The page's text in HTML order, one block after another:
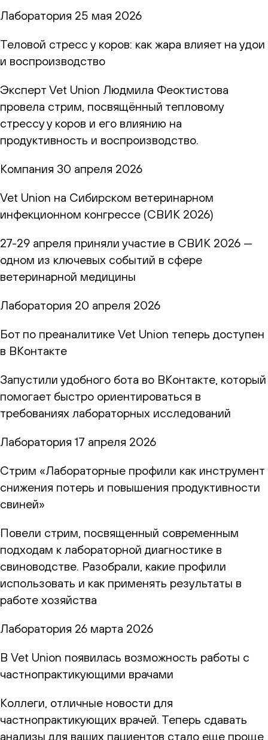
Лаборатория 25 мая 2026
Теловой стресс у коров: как жара влияет на удои
и воспроизводство
Эксперт Vet Union Людмила Феоктистова
провела стрим, посвящённый тепловому
стрессу у коров и его влиянию на
продуктивность и воспроизводство.
Компания 30 апреля 2026
Vet Union на Сибирском ветеринарном
инфекционном конгрессе (СВИК 2026)
27-29 апреля приняли участие в СВИК 2026 —
одном из ключевых событий в сфере
ветеринарной медицины
Лаборатория 20 апреля 2026
Бот по преаналитике Vet Union теперь доступен
в ВКонтакте
Запустили удобного бота во ВКонтакте, который
помогает быстро ориентироваться в
требованиях лабораторных исследований
Лаборатория 17 апреля 2026
Стрим «Лабораторные профили как инструмент
снижения потерь и повышения продуктивности
свиней»
Повели стрим, посвященный современным
подходам к лабораторной диагностике в
свиноводстве. Разобрали, какие профили
использовать и как применять результаты в
работе хозяйства
Лаборатория 26 марта 2026
В Vet Union появилась возможность работы с
частнопрактикующими врачами
Коллеги, отличные новости для
частнопрактикующих врачей. Теперь сдавать
анализы для ваших пациентов стало еще проще